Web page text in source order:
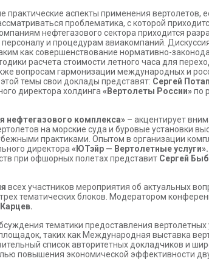
практические аспекты применения вертолетов,
проблематика, с которой
нефтегазового сектора приходится
и процедурам авиакомпаний.
как совершенствование нормативно-
расчета стоимости летного часа для
вопросам гармонизации международных и
темы свои доклады представят: Сергей
директора холдинга «Вертолеты России»по
нефтегазового комплекса» – акцентирует
на морские суда и буровые установки
практиками. Опытом в организации
директора «ЮТэйр — Вертолетные услуги».
при офшорных полетах представит Сергей
всех участников мероприятия об актуальных
тематических блоков. Модератором
тематики предоставления вертолетных
таких как Международная выставка
список авторитетных докладчиков и
повышения экономической эффективности